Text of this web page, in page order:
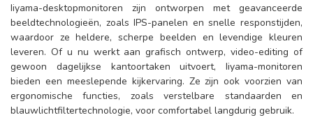
Iiyama-desktopmonitoren zijn ontworpen met geavanceerde
beeldtechnologieën, zoals IPS-panelen en snelle responstijden,
waardoor ze heldere, scherpe beelden en levendige kleuren
leveren. Of u nu werkt aan grafisch ontwerp, video-editing of
gewoon dagelijkse kantoortaken uitvoert, Iiyama-monitoren
bieden een meeslepende kijkervaring. Ze zijn ook voorzien van
ergonomische functies, zoals verstelbare standaarden en
blauwlichtfiltertechnologie, voor comfortabel langdurig gebruik.